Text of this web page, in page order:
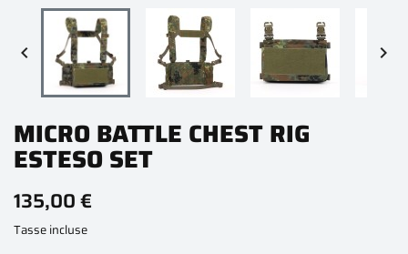
 
MICRO BATTLE CHEST RIG
ESTESO SET
135,00 €
Tasse incluse